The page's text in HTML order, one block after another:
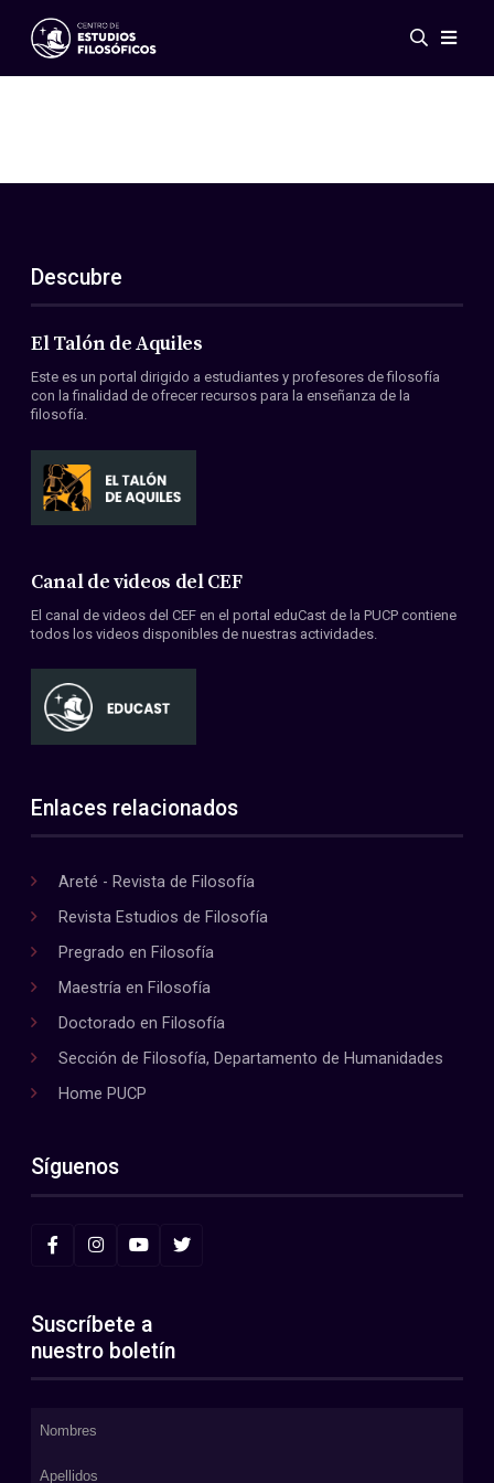
Eventos
ES
EN
Acerca de nosotros
Miembros
Convenios
Descubre
El Talón de Aquiles
Este es un portal dirigido a estudiantes y profesores de filosofía
con la finalidad de ofrecer recursos para la enseñanza de la
filosofía.
Canal de videos del CEF
El canal de videos del CEF en el portal eduCast de la PUCP contiene
todos los videos disponibles de nuestras actividades.
Enlaces relacionados
Areté - Revista de Filosofía
Revista Estudios de Filosofía
Pregrado en Filosofía
Maestría en Filosofía
Doctorado en Filosofía
Sección de Filosofía, Departamento de Humanidades
Home PUCP
Síguenos
Suscríbete a
nuestro boletín